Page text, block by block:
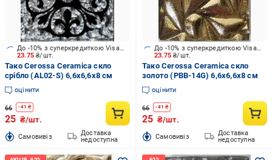
23.75₴/шт.
До -10% з суперкредиткою Visa Вигода
Тако Cerossa Ceramica скло
срібло (AL02-S) 6,6x6,6x8 см
оцінити
66 -41 ₴
25 ₴/шт.
Cамовивіз
Доставка
недоступна
23.75₴/шт.
До -10% з суперкредиткою Visa Вигода
Тако Cerossa Ceramica скло
золото (PBB-14G) 6,6x6,6x8 см
оцінити
66 -41 ₴
25 ₴/шт.
Cамовивіз
Доставка
недоступна